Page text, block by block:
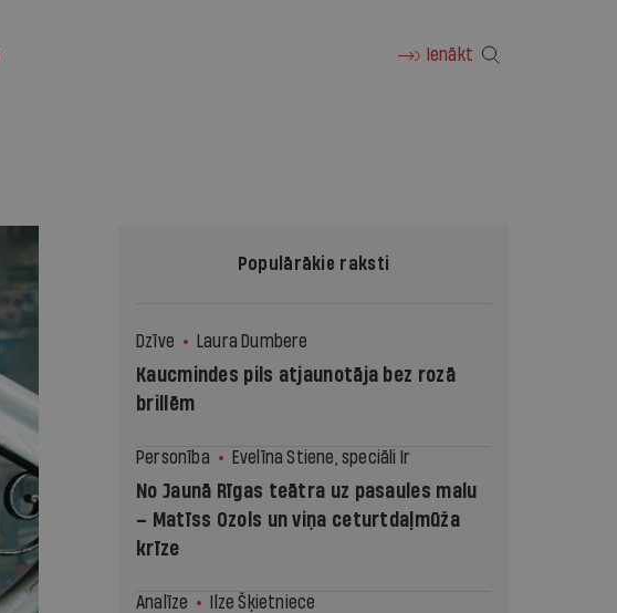
Ienākt
Populārākie raksti
Dzīve Laura Dumbere
Kaucmindes pils atjaunotāja bez rozā
brillēm
Personība Evelīna Stiene, speciāli Ir
No Jaunā Rīgas teātra uz pasaules malu
– Matīss Ozols un viņa ceturtdaļmūža
krīze
Analīze Ilze Šķietniece